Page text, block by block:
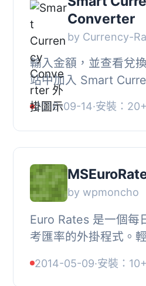
Converter
by Currency-
輸入金額，並查看兌
站中加入 Smart
外掛, 可選擇超過 70
的外掛設置中更改預
單、精...
2016-09-14·安裝：20+
by wpmoncho
Euro Rates 是一個每
考匯率的外掛程式。
幣、保加利亞列弗、
2014-05-09·安裝：10+